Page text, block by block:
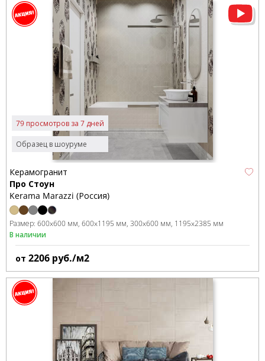
Образец в шоуруме
79 просмотров за 7 дней
Керамогранит
Про Стоун
Kerama Marazzi (Россия)
Размер: 600x600 мм 600x1195 мм 300x600 мм 1195x2385 мм
В наличии
от 2206 руб./м2